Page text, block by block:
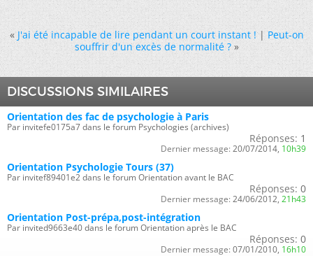
« J'ai été incapable de lire pendant un court instant !|Peut-on
souffrir d'un excès de normalité ? »
DISCUSSIONS SIMILAIRES
Orientation des fac de psychologie à Paris
Par invitefe0175a7 dans le forum Psychologies (archives)
Réponses: 1
Dernier message: 20/07/2014, 10h39
Orientation Psychologie Tours (37)
Par invitef89401e2 dans le forum Orientation avant le BAC
Réponses: 0
Dernier message: 24/06/2012, 21h43
Orientation Post-prépa,post-intégration
Par invited9663e40 dans le forum Orientation après le BAC
Réponses: 0
Dernier message: 07/01/2010, 16h10